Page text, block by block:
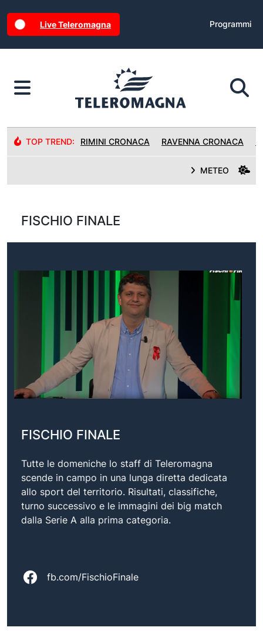
Live Teleromagna Programmi
TOP TREND: RIMINI CRONACA RAVENNA CRONACA
METEO
FISCHIO FINALE
FISCHIO FINALE
Tutte le domeniche lo staff di Teleromagna
scende in campo in una lunga diretta dedicata
allo sport del territorio. Risultati, classifiche,
turno successivo e le immagini dei big match
dalla Serie A alla prima categoria.
fb.com/FischioFinale